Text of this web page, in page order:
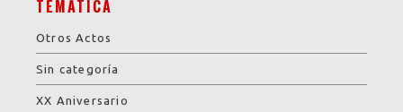
TEMÁTICA
Otros Actos
Sin categoría
XX Aniversario